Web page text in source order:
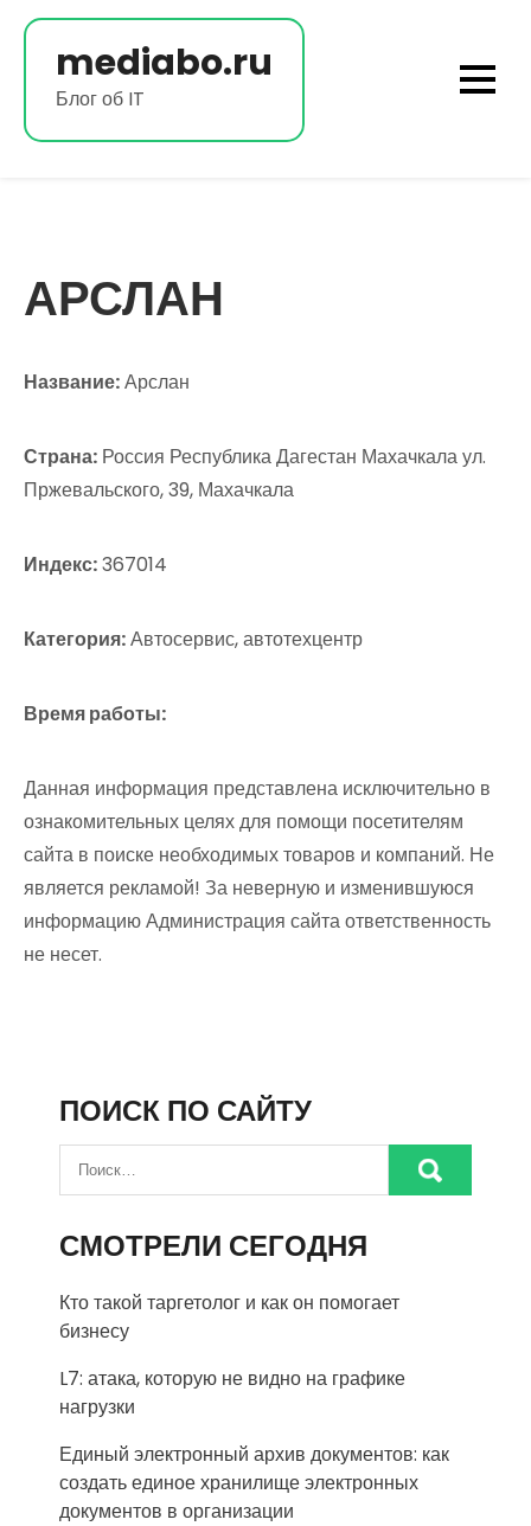
Перейти
содержимомуmediabo.ru
Блог об IT
АРСЛАН
Название:Арслан
Страна: Россия Республика Дагестан Махачкала ул.
Пржевальского, 39, Махачкала
Индекс:367014
Категория:Автосервис, автотехцентр
Время работы:
Данная информация представлена исключительно в
ознакомительных целях для помощи посетителям
сайта в поиске необходимых товаров и компаний. Не
является рекламой! За неверную и изменившуюся
информацию Администрация сайта ответственность
не несет.
ПОИСК ПО САЙТУ
СМОТРЕЛИ СЕГОДНЯ
Кто такой таргетолог и как он помогает
бизнесу
L7: атака, которую не видно на графике
нагрузки
Единый электронный архив документов: как
создать единое хранилище электронных
документов в организации